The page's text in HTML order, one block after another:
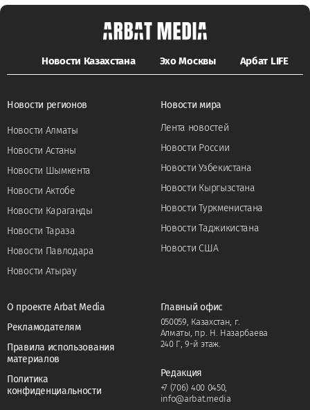
Новости Казахстана Эхо Москвы Арбат LIFE
Новости регионов
Новости Алматы
Новости Астаны
Новости Шымкента
Новости Актобе
Новости Караганды
Новости Тараза
Новости Павлодара
Новости Атырау
Новости мира
Лента новостей
Новости России
Новости Узбекистана
Новости Кыргызстана
Новости Туркменистана
Новости Таджикистана
Новости США
О проекте Arbat Media
Рекламодателям
Правила использования
материалов
Политика
конфиденциальности
Главный офис
050059, Казахстан, г.
Алматы, пр. Н. Назарбаева
240 Г, 9-й этаж.
Редакция
+7 (706) 400 0450,
info@arbat.media